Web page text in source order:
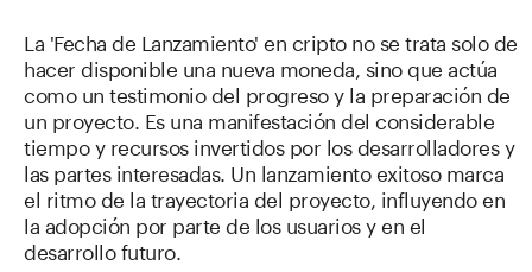
La 'Fecha de Lanzamiento' en cripto no se trata solo de
hacer disponible una nueva moneda, sino que actúa
como un testimonio del progreso y la preparación de
un proyecto. Es una manifestación del considerable
tiempo y recursos invertidos por los desarrolladores y
las partes interesadas. Un lanzamiento exitoso marca
el ritmo de la trayectoria del proyecto, influyendo en
la adopción por parte de los usuarios y en el
desarrollo futuro.